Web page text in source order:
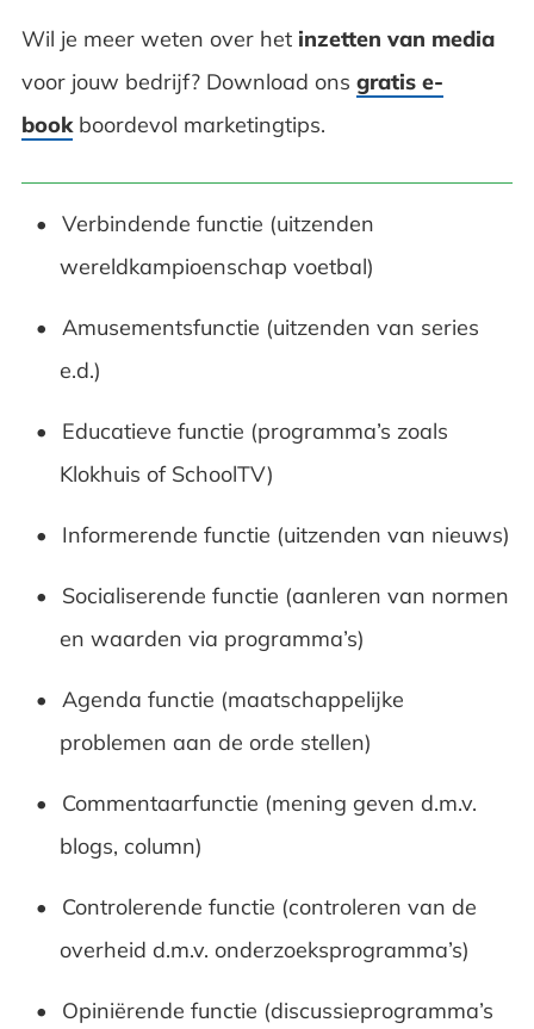
Wil je meer weten over het inzetten van media
voor jouw bedrijf? Download ons gratis e-
bookboordevol marketingtips.
Verbindende functie (uitzenden
wereldkampioenschap voetbal)
Amusementsfunctie (uitzenden van series
e.d.)
Educatieve functie (programma’s zoals
Klokhuis of SchoolTV)
Informerende functie (uitzenden van nieuws)
Socialiserende functie (aanleren van normen
en waarden via programma’s)
Agenda functie (maatschappelijke
problemen aan de orde stellen)
Commentaarfunctie (mening geven d.m.v.
blogs, column)
Controlerende functie (controleren van de
overheid d.m.v. onderzoeksprogramma’s)
Opiniërende functie (discussieprogramma’s